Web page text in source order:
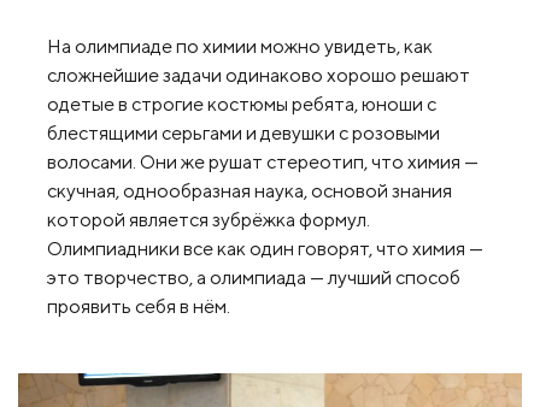
На олимпиаде по химии можно увидеть, как
сложнейшие задачи одинаково хорошо решают
одетые в строгие костюмы ребята, юноши с
блестящими серьгами и девушки с розовыми
волосами. Они же рушат стереотип, что химия —
скучная, однообразная наука, основой знания
которой является зубрёжка формул.
Олимпиадники все как один говорят, что химия —
это творчество, а олимпиада — лучший способ
проявить себя в нём.